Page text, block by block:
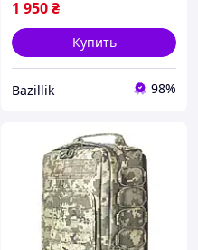
быстрый сброс
1 950₴
Купить
Bazillik 98%